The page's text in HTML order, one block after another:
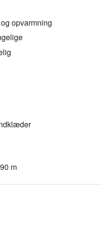
opvarmning
m